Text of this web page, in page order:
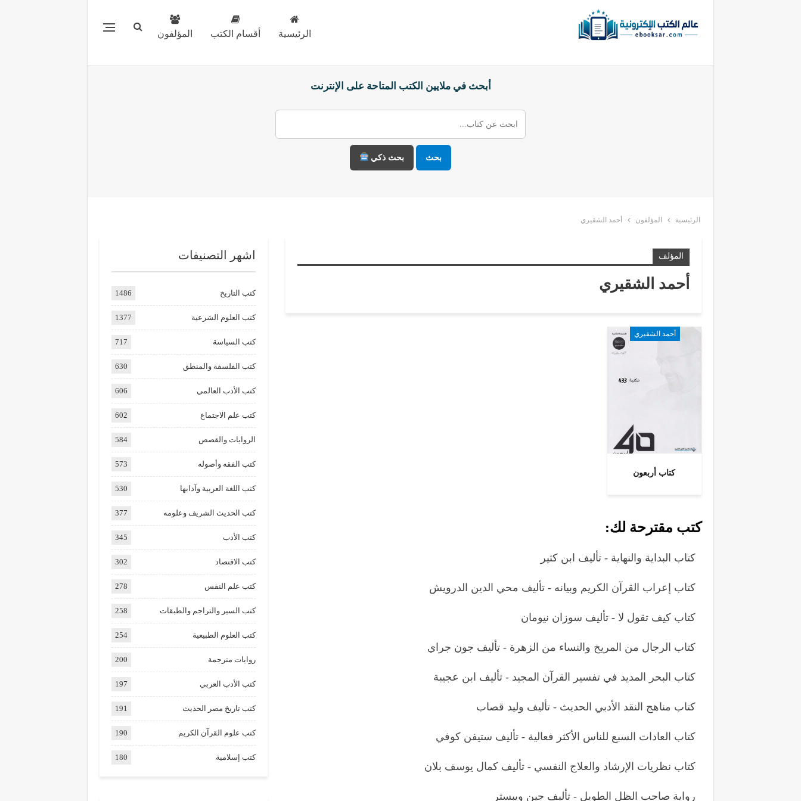
الرئيسية أقسام الكتب المؤلفون
أبحث في ملايين الكتب المتاحة على الإنترنت
بحث بحث ذكي
الرئيسية المؤلفون أحمد الشقيري
المؤلف
أحمد الشقيري
أحمد الشقيري
كتاب أربعون
كتب مقترحة لك:
كتاب البداية والنهاية - تأليف ابن كثير
كتاب إعراب القرآن الكريم وبيانه - تأليف محي الدين الدرويش
كتاب كيف تقول لا - تأليف سوزان نيومان
كتاب الرجال من المريخ والنساء من الزهرة - تأليف جون جراي
كتاب البحر المديد في تفسير القرآن المجيد - تأليف ابن عجيبة
كتاب مناهج النقد الأدبي الحديث - تأليف وليد قصاب
كتاب العادات السبع للناس الأكثر فعالية - تأليف ستيفن كوفي
كتاب نظريات الإرشاد والعلاج النفسي - تأليف كمال يوسف بلان
رواية صاحب الظل الطويل - تأليف جين ويبستر
اشهر التصنيفات
كتب التاريخ 1486
كتب العلوم الشرعية 1377
كتب السياسة 717
كتب الفلسفة والمنطق 630
كتب الأدب العالمي 606
كتب علم الاجتماع 602
الروايات والقصص 584
كتب الفقه وأصوله 573
كتب اللغة العربية وآدابها 530
كتب الحديث الشريف وعلومه 377
كتب الأدب 345
كتب الاقتصاد 302
كتب علم النفس 278
كتب السير والتراجم والطبقات 258
كتب العلوم الطبيعية 254
روايات مترجمة 200
كتب الأدب العربي 197
كتب تاريخ مصر الحديث 191
كتب علوم القرآن الكريم 190
كتب إسلامية 180